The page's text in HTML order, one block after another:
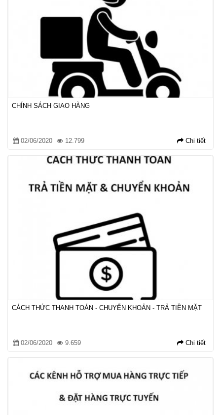
CHÍNH SÁCH GIAO HÀNG
02/06/2020 12.799 Chi tiết
CÁCH THỨC THANH TOÁN - CHUYỂN KHOẢN - TRẢ TIỀN MẶT
02/06/2020 9.659 Chi tiết